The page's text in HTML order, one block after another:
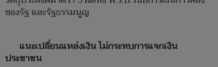
ของรัฐ และรัฐธรรมนูญ
แนะเปลี่ยนแหล่งเงิน ไม่กระทบการแจกเงิน
ประชาชน